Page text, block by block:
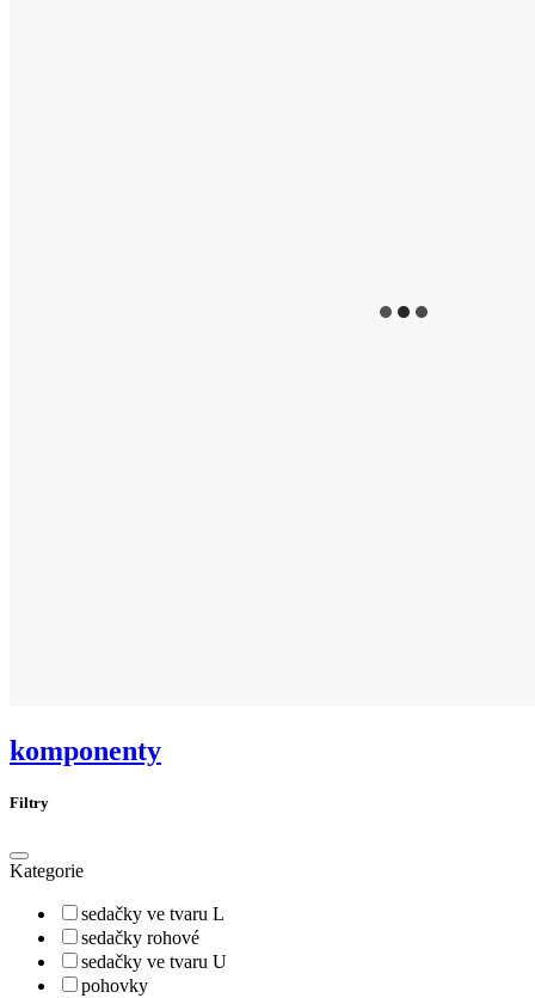
komponenty
Filtry
Kategorie
sedačky ve tvaru L
sedačky rohové
sedačky ve tvaru U
pohovky